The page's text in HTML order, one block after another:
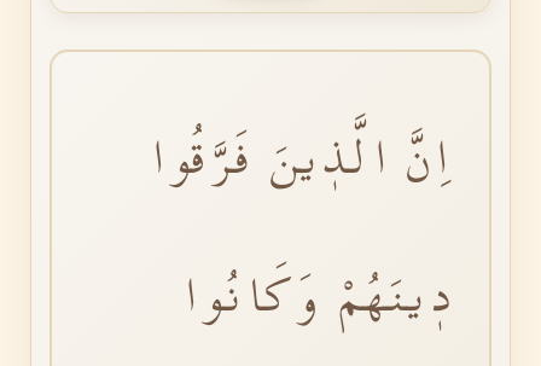
اِنَّ الَّذٖينَ فَرَّقُوا
دٖينَهُمْ وَكَانُوا